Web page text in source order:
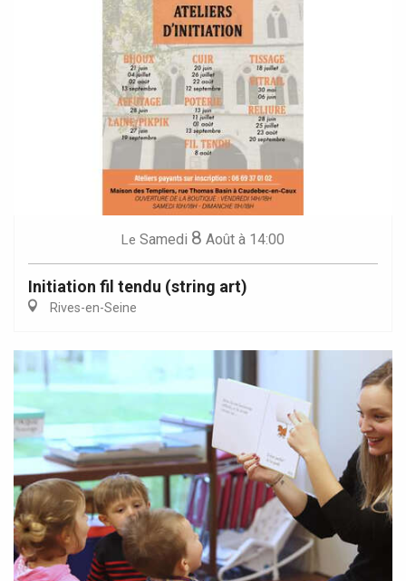
Le Samedi 8 Août à 14:00
Initiation fil tendu (string art)
Rives-en-Seine